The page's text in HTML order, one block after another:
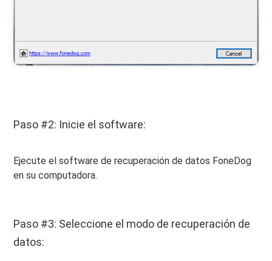
Paso #2: Inicie el software:
Ejecute el software de recuperación de datos FoneDog
en su computadora.
Paso #3: Seleccione el modo de recuperación de
datos: